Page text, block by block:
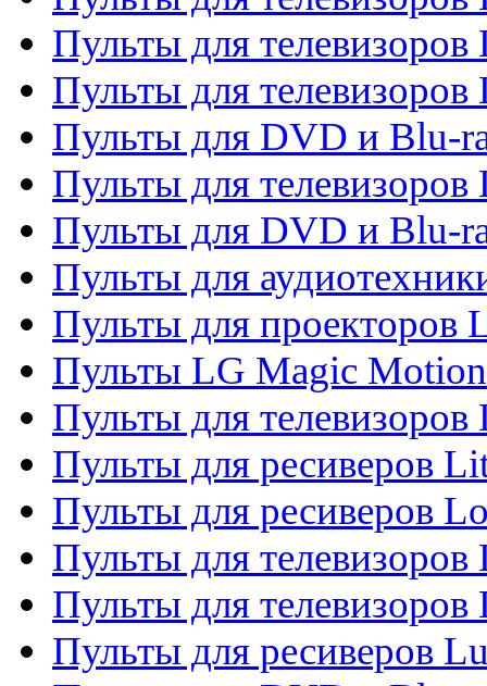
Пульты для телевизоров
Пульты для телевизоров
Пульты для DVD и Blu-
Пульты для телевизоров
Пульты для DVD и Blu-
Пульты для
Пульты для проекторов
Пульты LG Magic Motion
Пульты для
Пульты для ресиверов
Пульты для ресиверов
Пульты для телевизоров
Пульты для
Пульты для ресиверов